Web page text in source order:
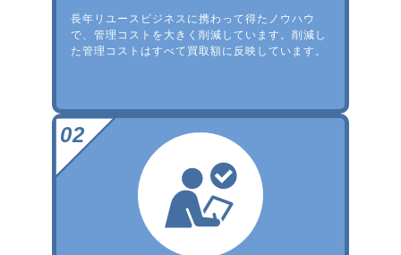
長年リユースビジネスに携わって得たノウハウ
で、管理コストを大きく削減しています。削減し
た管理コストはすべて買取額に反映しています。